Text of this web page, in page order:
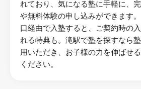
れており、気になる塾に手軽に、
や無料体験の申し込みができます
口経由で入塾すると、ご契約時の
れる特典も。滝駅で塾を探すなら
用いただき、お子様の力を伸ばせ
ください。